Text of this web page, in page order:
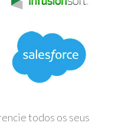
todos os seus